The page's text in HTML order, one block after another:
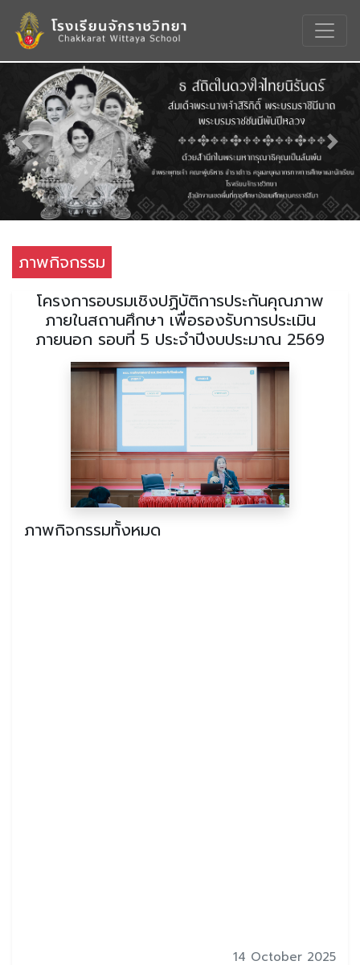
Previous Next
ภาพกิจกรรม
โครงการอบรมเชิงปฏิบัติการประกันคุณภาพ
ภายในสถานศึกษา เพื่อรองรับการประเมิน
ภายนอก รอบที่ 5 ประจำปีงบประมาณ 2569
ภาพกิจกรรมทั้งหมด
14 October 2025